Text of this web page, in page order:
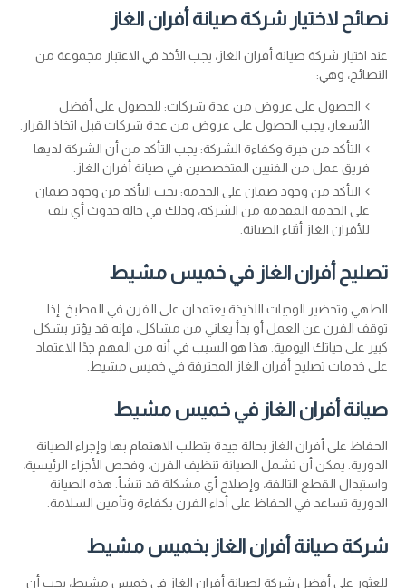
نصائح لاختيار شركة صيانة أفران الغاز
عند اختيار شركة صيانة أفران الغاز، يجب الأخذ في الاعتبار مجموعة من
النصائح، وهي:
الحصول على عروض من عدة شركات: للحصول على أفضل
الأسعار، يجب الحصول على عروض من عدة شركات قبل اتخاذ القرار.
التأكد من خبرة وكفاءة الشركة: يجب التأكد من أن الشركة لديها
فريق عمل من الفنيين المتخصصين في صيانة أفران الغاز.
التأكد من وجود ضمان على الخدمة: يجب التأكد من وجود ضمان
على الخدمة المقدمة من الشركة، وذلك في حالة حدوث أي تلف
للأفران الغاز أثناء الصيانة.
تصليح أفران الغاز في خميس مشيط
الطهي وتحضير الوجبات اللذيذة يعتمدان على الفرن في المطبخ. إذا
توقف الفرن عن العمل أو بدأ يعاني من مشاكل، فإنه قد يؤثر بشكل
كبير على حياتك اليومية. هذا هو السبب في أنه من المهم جدًا الاعتماد
على خدمات تصليح أفران الغاز المحترفة في خميس مشيط.
صيانة أفران الغاز في خميس مشيط
الحفاظ على أفران الغاز بحالة جيدة يتطلب الاهتمام بها وإجراء الصيانة
الدورية. يمكن أن تشمل الصيانة تنظيف الفرن، وفحص الأجزاء الرئيسية،
واستبدال القطع التالفة، وإصلاح أي مشكلة قد تنشأ. هذه الصيانة
الدورية تساعد في الحفاظ على أداء الفرن بكفاءة وتأمين السلامة.
شركة صيانة أفران الغاز بخميس مشيط
للعثور على أفضل شركة لصيانة أفران الغاز في خميس مشيط، يجب أن